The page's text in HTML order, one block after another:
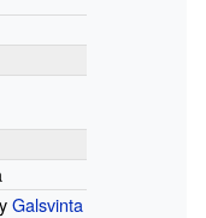
yGalsvinta